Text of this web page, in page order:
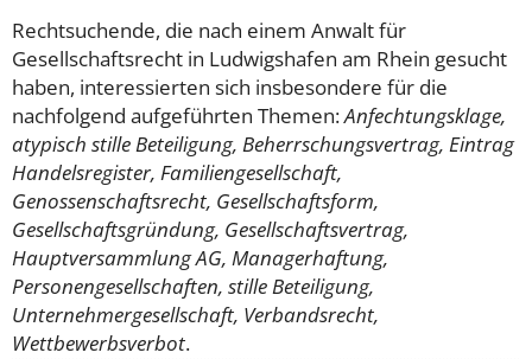
Rechtsuchende, die nach einem Anwalt für
Gesellschaftsrecht in Ludwigshafen am Rhein gesucht
haben, interessierten sich insbesondere für die
nachfolgend aufgeführten Themen:Anfechtungsklage,
atypisch stille Beteiligung, Beherrschungsvertrag, Eintrag
Handelsregister, Familiengesellschaft,
Genossenschaftsrecht, Gesellschaftsform,
Gesellschaftsgründung, Gesellschaftsvertrag,
Hauptversammlung AG, Managerhaftung,
Personengesellschaften, stille Beteiligung,
Unternehmergesellschaft, Verbandsrecht,
Wettbewerbsverbot.